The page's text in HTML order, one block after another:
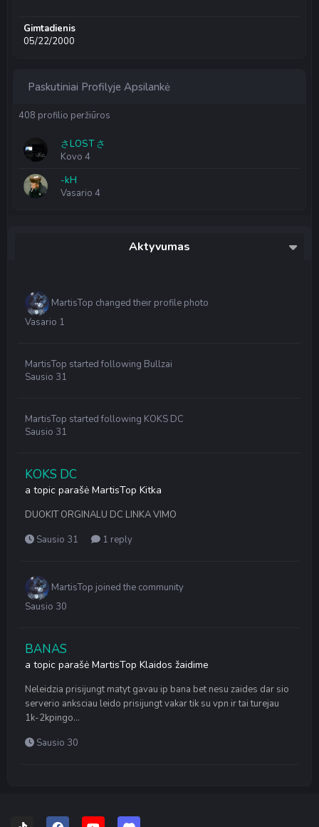
Gimtadienis
05/22/2000
Paskutiniai Profilyje Apsilankė
408 profilio peržiūros
さLOST さ
Kovo 4
-kH
Vasario 4
Aktyvumas
MartisTop changed their profile photo
Vasario 1
MartisTop started following Bullzai
Sausio 31
MartisTop started following KOKS DC
Sausio 31
KOKS DC
a topic parašė MartisTop Kitka
DUOKIT ORGINALU DC LINKA VIMO
Sausio 31
1 reply
MartisTop joined the community
Sausio 30
BANAS
a topic parašė MartisTop Klaidos žaidime
Neleidzia prisijungt matyt gavau ip bana bet nesu zaides dar sio
serverio anksciau leido prisijungt vakar tik su vpn ir tai turejau
1k-2kpingo...
Sausio 30